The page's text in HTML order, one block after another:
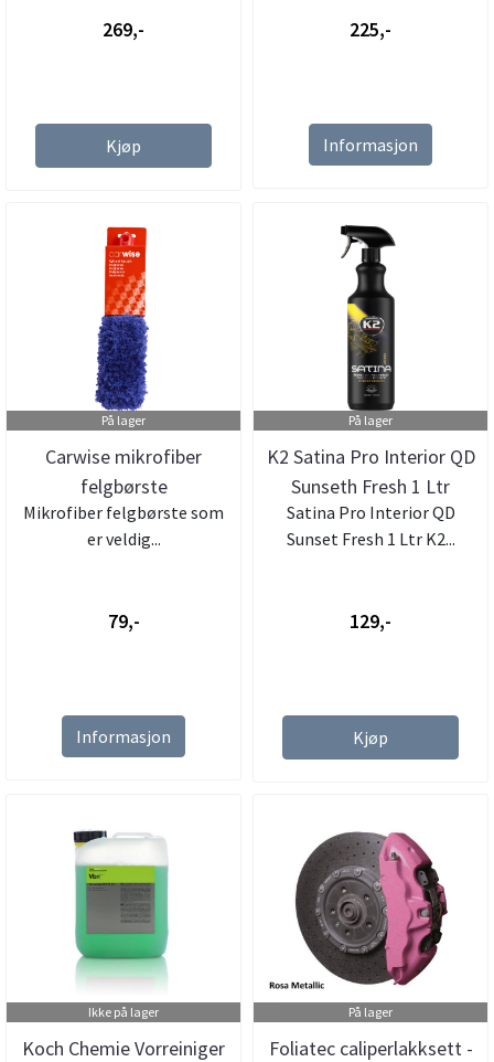
269,-
Kjøp
225,-
Informasjon
På lager
Carwise mikrofiber
felgbørste
Mikrofiber felgbørste som
er veldig...
79,-
Informasjon
På lager
K2 Satina Pro Interior QD
Sunseth Fresh 1 Ltr
Satina Pro Interior QD
Sunset Fresh 1 Ltr K2...
129,-
Kjøp
Ikke på lager
Koch Chemie Vorreiniger
På lager
Foliatec caliperlakksett -